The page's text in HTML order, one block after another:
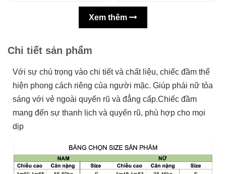
Xem thêm
Chi tiết sản phẩm
Với sự chú trọng vào chi tiết và chất liệu, chiếc đầm thể
hiện phong cách riêng của người mặc. Giúp phái nữ tỏa
sáng với vẻ ngoài quyến rũ và đẳng cấp.Chiếc đầm
mang đến sự thanh lịch và quyến rũ, phù hợp cho mọi
dịp